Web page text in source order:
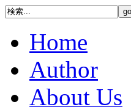
Home
Author
About Us